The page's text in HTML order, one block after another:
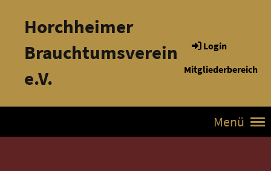
Horchheimer
Brauchtumsverein
e.V.
Login
Mitgliederbereich
Menü